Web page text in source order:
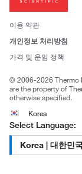
사회적 책임
브랜드
이용 약관
개인정보 처리방침
가격 및 운임 정책
© 2006-2026 Thermo
are the property of
otherwise specified.
Korea
Select Language: